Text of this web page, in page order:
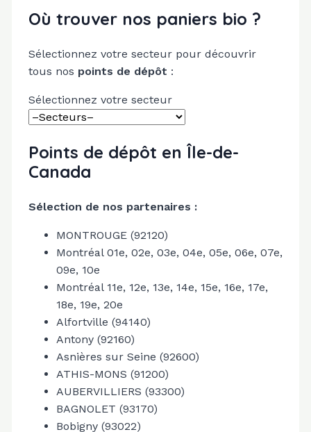
Où trouver nos paniers bio ?
Sélectionnez votre secteur pour découvrir
tous nos points de dépôt :
Sélectionnez votre secteur
Points de dépôt en Île-de-
Canada
Sélection de nos partenaires :
MONTROUGE (92120)
Montréal 01e, 02e, 03e, 04e, 05e, 06e, 07e,
09e, 10e
Montréal 11e, 12e, 13e, 14e, 15e, 16e, 17e,
18e, 19e, 20e
Alfortville (94140)
Antony (92160)
Asnières sur Seine (92600)
ATHIS-MONS (91200)
AUBERVILLIERS (93300)
BAGNOLET (93170)
Bobigny (93022)